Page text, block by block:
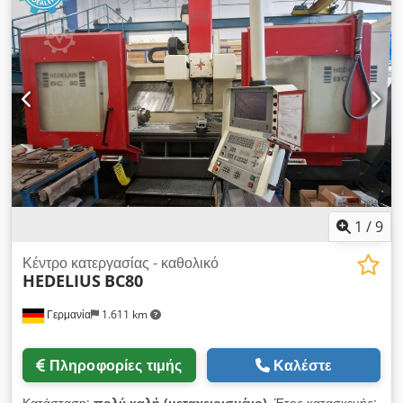
ατράκτου:24.000 στρ./λ. , ώρες λειτουργίας ατράκτου:77 h,
ισχύς κινητήρα ατράκτου:20.000 W, αριθμός ατράκτων:
τάση εισόδου:
400 V, είδος εισερχόμενου ρεύματος:
τριφασικός, Εξοπλισμός:
Διαθέσιμη πινακίδα τύπου,
Σήμανση CE, τεκμηρίωση / εγχειρίδιο, ARES 3618 PX5,
μεταχειρισμένο, σε άριστη κατάσταση, σαν καινούργιο. Έτος
κατασκευής: 2025 Ώρες λειτουργίας: 77 Ηλεκτροάτρακτος: 20
kW Άμεσοι κωδικοποιητές αξόνων Β+C Σύστημα λίπανσης
Lubrix Αποθήκη εργαλείων, 20 θέσεις Επιφάνεια εργασίας από
αλουμίνιο Σύστημα CNC: Fanuc 31i B5 Crsdpszly Dkefx
Amhef Σύστημα κενού για μία ζώνη Αντλία κενού 250 m³/ώρα
Renishaw TS27R Renishaw NC4-F230 Renishaw RMP60 1 /9
Γερμανία 1.611 km
Κέντρο κατεργασίας - καθολικό
HEDELIUS BC80
Πληροφορίες τιμής Καλέστε